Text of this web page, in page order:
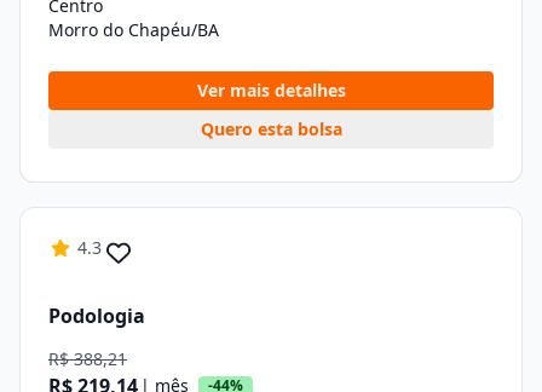
Centro
Morro do Chapéu/BA
Ver mais detalhes
Quero esta bolsa
4.3
Podologia
R$ 388,21
R$ 219,14 | mês -44%